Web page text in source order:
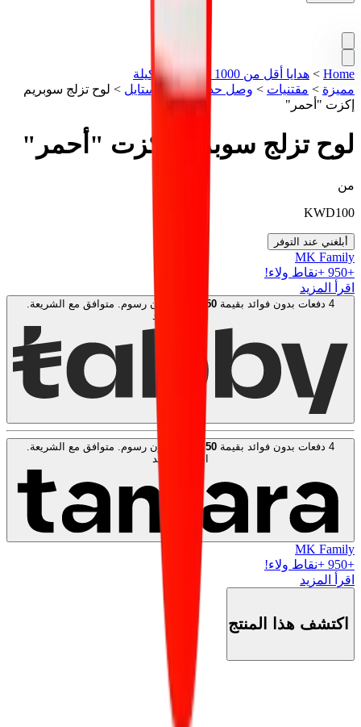
Home
> هدايا أقل من 1000 درهم >تشكيلة
مميزة > مقتنيات > وصل حديثاً>لايف ستايل > لوح تزلج سوبريم
إكزت "أحمر"
لوح تزلج سوبريم إكزت "أحمر"
من
KWD100
أبلغني عند التوفر
MK Family
+
950 +نقاط ولاء!
اقرأ المزيد
4 دفعات بدون فوائد بقيمة 50
. بدون رسوم. متوافق مع الشريعة.
اعرف المزيد
4 دفعات بدون فوائد بقيمة 50
. بدون رسوم. متوافق مع الشريعة.
اعرف المزيد
MK Family
+
950 +نقاط ولاء!
اقرأ المزيد
اكتشف هذا المنتج